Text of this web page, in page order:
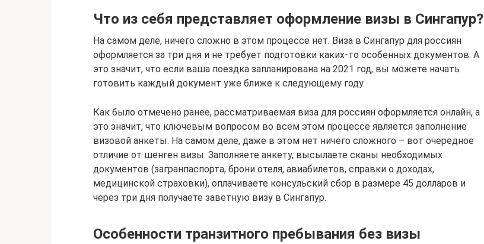
Что из себя представляет оформление визы в Сингапур?
На самом деле, ничего сложно в этом процессе нет. Виза в Сингапур для россиян
оформляется за три дня и не требует подготовки каких-то особенных документов. А
это значит, что если ваша поездка запланирована на 2021 год, вы можете начать
готовить каждый документ уже ближе к следующему году.
Как было отмечено ранее, рассматриваемая виза для россиян оформляется онлайн, а
это значит, что ключевым вопросом во всем этом процессе является заполнение
визовой анкеты. На самом деле, даже в этом нет ничего сложного – вот очередное
отличие от шенген визы. Заполняете анкету, высылаете сканы необходимых
документов (загранпаспорта, брони отеля, авиабилетов, справки о доходах,
медицинской страховки), оплачиваете консульский сбор в размере 45 долларов и
через три дня получаете заветную визу в Сингапур.
Особенности транзитного пребывания без визы